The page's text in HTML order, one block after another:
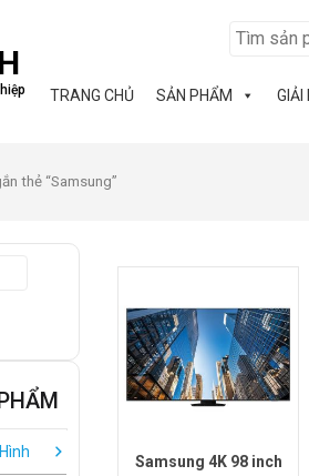
TRANG CHỦ SẢN PHẨM GIẢI
thẻ “Samsung”
Samsung 4K 98 inch